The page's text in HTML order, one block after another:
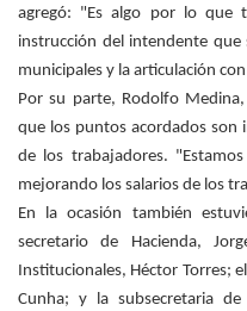
agregó: "Es algo por lo que
instrucción del intendente
municipales y la articulación
Por su parte, Rodolfo
que los puntos acordados son
de los trabajadores.
mejorando los salarios de los
En la ocasión también
secretario de Hacienda,
Institucionales, Héctor Torres;
Cunha; y la subsecretaria de